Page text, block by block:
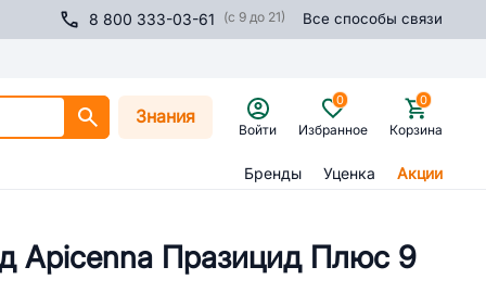
8 800 333-03-61 (с 9 до 21) Все способы связи
Знания
Войти Избранное
0
Корзина
0
Бренды Уценка Акции
Apicenna Празицид Плюс 9